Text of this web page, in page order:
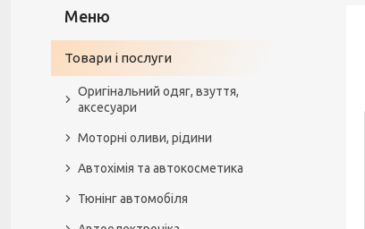
Товари і послуги
Оригінальний одяг, взуття,
аксесуари
Моторні оливи, рідини
Автохімія та автокосметика
Тюнінг автомобіля